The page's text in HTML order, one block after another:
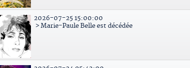
2026-07-25 15:00:00
> Marie-Paule Belle est décédée